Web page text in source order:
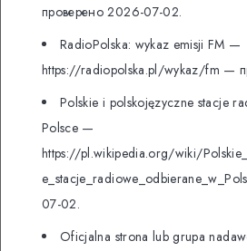
проверено 2026-07-02.
RadioPolska: wykaz emisji FM —
https://radiopolska.pl/wykaz/fm —
Polskie i polskojęzyczne stacje
Polsce —
https://pl.wikipedia.org/wiki/
07-02.
Oficjalna strona lub grupa